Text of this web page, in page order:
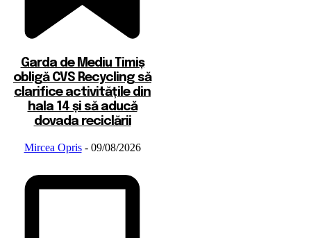
Garda de Mediu Timiș
obligă CVS Recycling să
clarifice activitățile din
hala 14 și să aducă
dovada reciclării
Mircea Opris - 09/08/2026